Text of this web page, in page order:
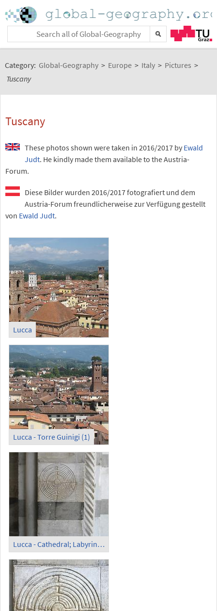
Category: Global-Geography > Europe > Italy > Pictures >
Tuscany
Tuscany
These photos shown were taken in 2016/2017 by Ewald
Judt. He kindly made them available to the Austria-
Forum.
Diese Bilder wurden 2016/2017 fotografiert und dem
Austria-Forum freundlicherweise zur Verfügung gestellt
von Ewald Judt.
Lucca
Lucca - Torre Guinigi (1)
Lucca - Cathedral; Labyrinth (1)